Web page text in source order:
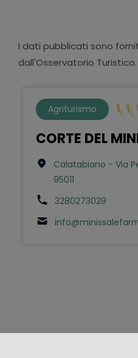
I dati pubblicati sono
dall'Osservatorio Turistico.
Agriturismo
CORTE DEL
Calatabiano - Via
95011
3280273029